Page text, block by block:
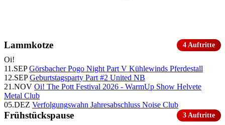
Lammkotze 4 Auftritte
Oi!
11.SEP Görsbacher Pogo Night Part V Kühlewinds Pferdestall
12.SEP Geburtstagsparty Part #2 United NB
21.NOV Oi! The Pott Festival 2026 - WarmUp Show Helvete
Metal Club
05.DEZ Verfolgungswahn Jahresabschluss Noise Club
Frühstückspause 3 Auftritte